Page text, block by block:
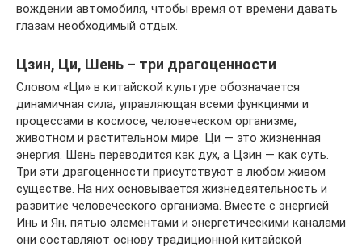
вождении автомобиля, чтобы время от времени давать
глазам необходимый отдых.
Цзин, Ци, Шень – три драгоценности
Словом «Ци» в китайской культуре обозначается
динамичная сила, управляющая всеми функциями и
процессами в космосе, человеческом организме,
животном и растительном мире. Ци — это жизненная
энергия. Шень переводится как дух, а Цзин — как суть.
Три эти драгоценности присутствуют в любом живом
существе. На них основывается жизнедеятельность и
развитие человеческого организма. Вместе с энергией
Инь и Ян, пятью элементами и энергетическими каналами
они составляют основу традиционной китайской